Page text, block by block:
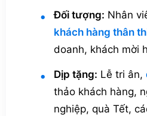
Đối tượng: Nhân
khách hàng thân
doanh, khách mời
Dịp tặng: Lễ tri ân,
thảo khách hàng,
nghiệp, quà Tết,